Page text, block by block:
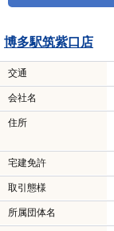
博多駅筑紫口店
交通
会社名
住所
宅建免許
取引態様
所属団体名